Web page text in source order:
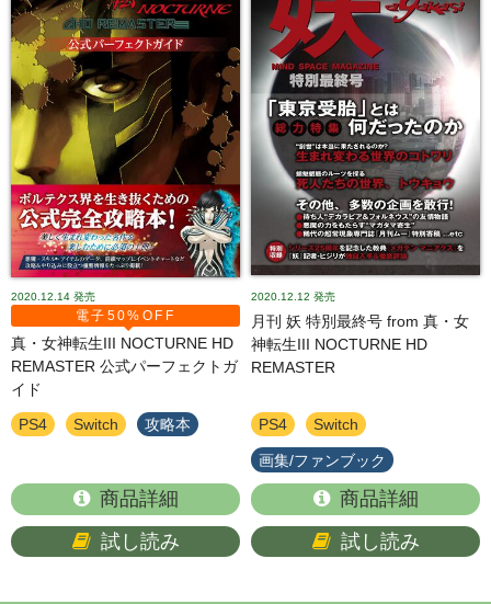
2020.12.14 発売
電子50%OFF
真・女神転生III NOCTURNE HD
REMASTER 公式パーフェクトガ
イド
PS4 Switch 攻略本
商品詳細
試し読み
2020.12.12 発売
月刊 妖 特別最終号 from 真・女
神転生III NOCTURNE HD
REMASTER
PS4 Switch
画集/ファンブック
商品詳細
試し読み